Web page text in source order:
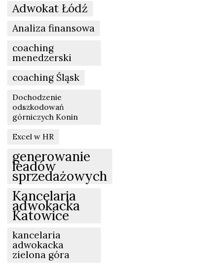
Adwokat Łódź
Analiza finansowa
coaching
menedzerski
coaching Śląsk
Dochodzenie
odszkodowań
górniczych Konin
Excel w HR
generowanie
leadów
sprzedażowych
Kancelaria
adwokacka
Katowice
kancelaria
adwokacka
zielona góra